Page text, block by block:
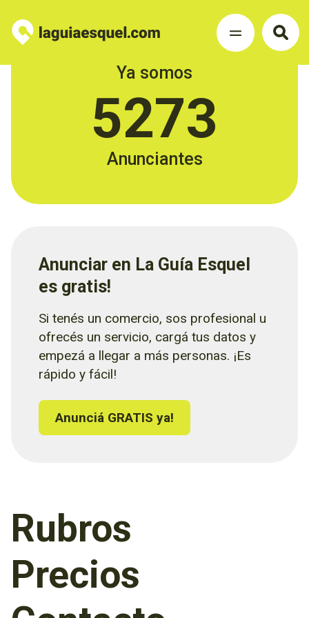
Ya somos
5273
Anunciantes
Anunciar en La Guía Esquel
es gratis!
Si tenés un comercio, sos profesional u
ofrecés un servicio, cargá tus datos y
empezá a llegar a más personas. ¡Es
rápido y fácil!
Anunciá GRATIS ya!
Rubros
Precios